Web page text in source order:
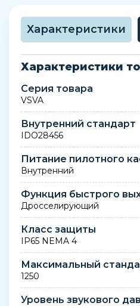
Характеристики
Характеристики
Серия товара
VSVA
Внутренний стандарт
IDO28456
Питание пилотного
Внутренний
Функция быстрого
Дросселирующий
Класс защиты
IP65 NEMA 4
Максимальный
1250
Уровень звукового